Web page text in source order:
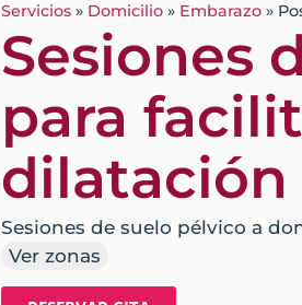
Servicios» Domicilio» Embarazo»
Sesiones
para
dilatación
Sesiones de suelo pélvico a
Ver zonas